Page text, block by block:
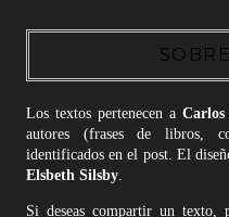
Los textos pertenecen a
autores (frases de libros,
identificados en el post. El
Elsbeth Silsby.
Si deseas compartir un texto,